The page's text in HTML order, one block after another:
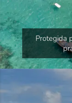
Protegida